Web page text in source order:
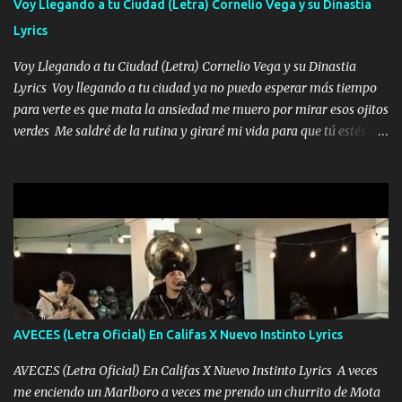
borracho me animo a decirte todo y puedo describirlo mucho que
me encantes Decirte que me siento muy feliz y emocionado por
tenerte aquí espero que quiera...
Voy Llegando a tu Ciudad (Letra) Cornelio Vega y su Dinastia
Lyrics
Voy Llegando a tu Ciudad (Letra) Cornelio Vega y su Dinastia
Lyrics Voy llegando a tu ciudad ya no puedo esperar más tiempo
para verte es que mata la ansiedad me muero por mirar esos ojitos
verdes Me saldré de la rutina y giraré mi vida para que tú estés en
solo yo tendre el candado 🔒 del amor ❤️ Música Mil y un besos
para dar ya estando en tu ciudad no habrá quien lo detenga si las
copas van de más vayamos a un lugar y cerremos las puertas
Entre alcohol y besos se va incrementado el Fuego en esa
habitación ya no mires más el reloj Única por donde vas me curas
tú mi mal moviendo tu silueta no hay otra que te sea igual te ves
tan especial por eso es que me tientas Aquí estoy no dejaré que se
te acerque nadie porque solo yo tendre el candado 🔒 del a...
AVECES (Letra Oficial) En Califas X Nuevo Instinto Lyrics
AVECES (Letra Oficial) En Califas X Nuevo Instinto Lyrics A veces
me enciendo un Marlboro a veces me prendo un churrito de Mota